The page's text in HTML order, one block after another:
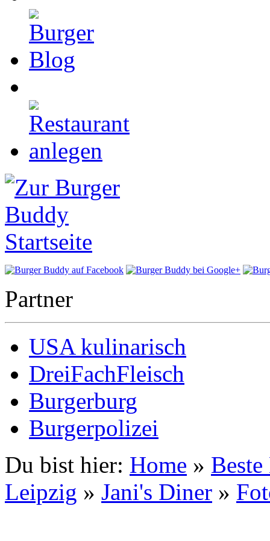
Partner
USA kulinarisch
DreiFachFleisch
Burgerburg
Burgerpolizei
Du bist hier: Home »
Leipzig » Jani's Diner »